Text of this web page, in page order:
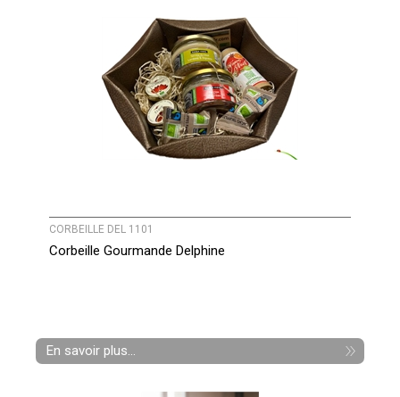
CORBEILLE DEL 1101
Corbeille Gourmande Delphine
En savoir plus...